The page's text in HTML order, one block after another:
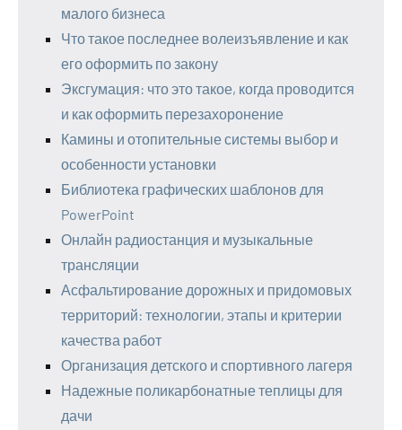
малого бизнеса
Что такое последнее волеизъявление и как
его оформить по закону
Эксгумация: что это такое, когда проводится
и как оформить перезахоронение
Камины и отопительные системы выбор и
особенности установки
Библиотека графических шаблонов для
PowerPoint
Онлайн радиостанция и музыкальные
трансляции
Асфальтирование дорожных и придомовых
территорий: технологии, этапы и критерии
качества работ
Организация детского и спортивного лагеря
Надежные поликарбонатные теплицы для
дачи